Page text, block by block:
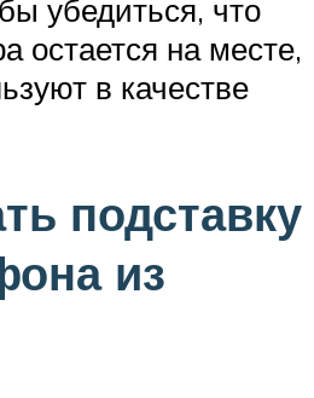
убедиться, что
остается на месте,
в качестве
подставку
из